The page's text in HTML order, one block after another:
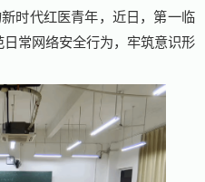
时代红医青年，近日，第一临
常网络安全行为，牢筑意识形